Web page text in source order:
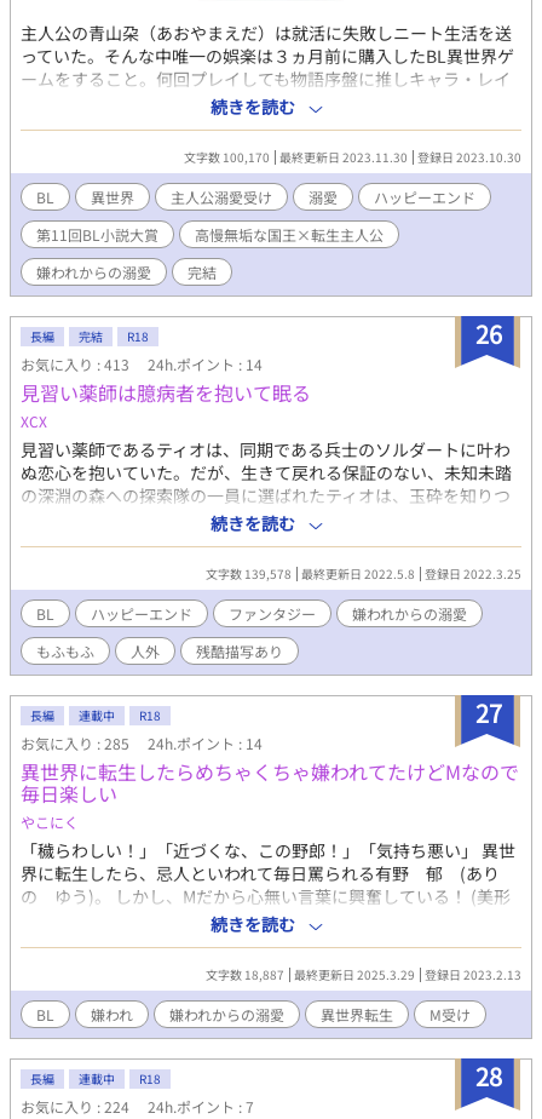
主人公の青山朶（あおやまえだ）は就活に失敗しニート生活を送
っていた。そんな中唯一の娯楽は３ヵ月前に購入したBL異世界ゲ
ームをすること。何回プレイしても物語序盤に推しキャラ・レイ
が敵の悪役キャラソウルに殺される。なので、レイが生きている
場面を何度も何度も腐るようにプレイしていた。突然の事故で死
に至った俺は大好きなレイがいる異世界にソウルとして転生して
しまう。ソウルになり決意したことは、レイが幸せになってほし
いということだったが、物語が進むにつれ、優しい、天使みたい
なレイが人の性器を足で弄ぶ高慢無垢な国王だということを知
る。次第に、ソウルがレイを殺すように何者かに仕向けられてい
たことを知り、許せない朶はとある行動を起こしていく。 ※表紙
絵はミカスケ様よりお借りしました。
続きを読む
文字数 100,170 最終更新日 2023.11.30 登録日 2023.10.30
BL 異世界 主人公溺愛受け 溺愛
ハッピーエンド
第11回BL小説大賞
高慢無垢な国王×転生主人公
嫌われからの溺愛
完結
26
長編 完結 R18
お気に入り : 413 24h.ポイント : 14
見習い薬師は臆病者を抱いて眠る
XCX
見習い薬師であるティオは、同期である兵士のソルダートに叶わ
ぬ恋心を抱いていた。だが、生きて戻れる保証のない、未知未踏
の深淵の森への探索隊の一員に選ばれたティオは、玉砕を知りつ
つも想いを告げる。 傷心のまま探索に出発した彼は、森の中で一
人はぐれてしまう。身を守る術を持たないティオは——。 人嫌い
な子持ち狐獣人×見習い薬師。
続きを読む
文字数 139,578 最終更新日 2022.5.8 登録日 2022.3.25
BL ハッピーエンド ファンタジー
嫌われからの溺愛
もふもふ
人外 残酷描写あり
27
長編 連載中 R18
お気に入り : 285 24h.ポイント : 14
異世界に転生したらめちゃくちゃ嫌われてたけどMなので
毎日楽しい
やこにく
「穢らわしい！」「近づくな、この野郎！」「気持ち悪い」 異世
界に転生したら、忌人といわれて毎日罵られる有野 郁 (あり
の ゆう)。 しかし、Mだから心無い言葉に興奮している！ (美形
に罵られるの・・・良い！) 美形だらけの異世界で忌み人として罵
られ、冷たく扱われても逆に嬉しい主人公の話。騎士団が
（嫌々）引き取ることになるが、そこでも嫌われを悦ぶ。 主人公
受け。（固定CPです） ドMな嫌われ異世界人受け×冷酷な副騎士
団長攻め 初心者ですが、暖かく応援していただけると嬉しいで
す。
続きを読む
文字数 18,887 最終更新日 2025.3.29 登録日 2023.2.13
BL 嫌われ 嫌われからの溺愛 異世界転生 M受け
28
長編 連載中 R18
お気に入り : 224 24h.ポイント : 7